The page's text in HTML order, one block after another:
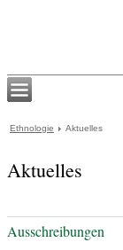
Ethnologie Aktuelles
Aktuelles
Ausschreibungen